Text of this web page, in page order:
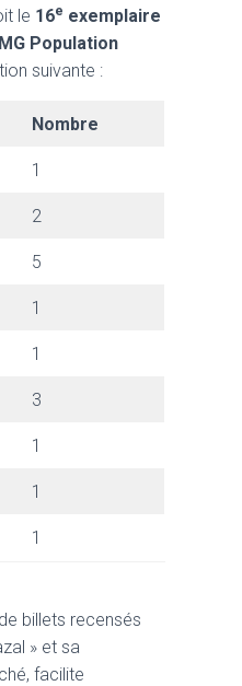
le 16e exemplaire
Population
suivante :
Nombre
1
2
5
1
1
3
1
1
1
billets recensés
» et sa
facilite